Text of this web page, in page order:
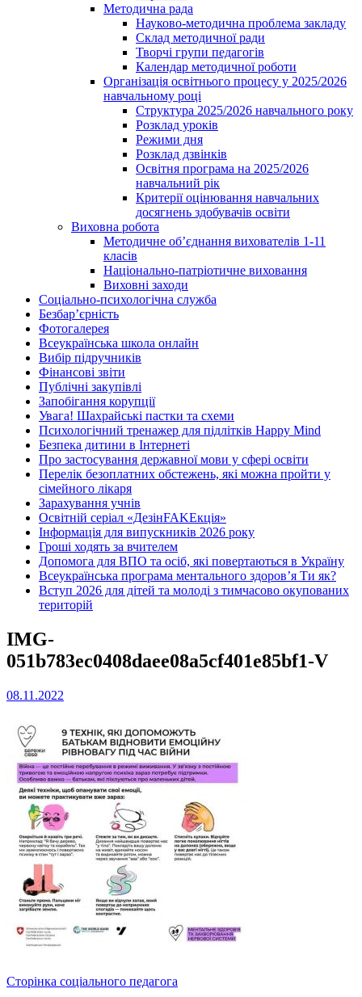
Методична рада
Науково-методична проблема закладу
Склад методичної ради
Творчі групи педагогів
Календар методичної роботи
Організація освітнього процесу у 2025/2026
навчальному році
Структура 2025/2026 навчального року
Розклад уроків
Режими дня
Розклад дзвінків
Освітня програма на 2025/2026
навчальний рік
Критерії оцінювання навчальних
досягнень здобувачів освіти
Виховна робота
Методичне об’єднання вихователів 1-11
класів
Національно-патріотичне виховання
Виховні заходи
Соціально-психологічна служба
Безбар’єрність
Фотогалерея
Всеукраїнська школа онлайн
Вибір підручників
Фінансові звіти
Публічні закупівлі
Запобігання корупції
Увага! Шахрайські пастки та схеми
Психологічний тренажер для підлітків Happy Mind
Безпека дитини в Інтернеті
Про застосування державної мови у сфері освіти
Перелік безоплатних обстежень, які можна пройти у
сімейного лікаря
Зарахування учнів
Освітній серіал «ДезінFAKEкція»
Інформація для випускників 2026 року
Гроші ходять за вчителем
Допомога для ВПО та осіб, які повертаються в Україну
Всеукраїнська програма ментального здоров’я Ти як?
Вступ 2026 для дітей та молоді з тимчасово окупованих
територій
IMG-
051b783ec0408daee08a5cf401e85bf1-V
08.11.2022
Навігація
Сторінка соціального педагога